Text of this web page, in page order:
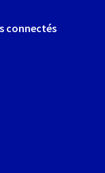
connectés